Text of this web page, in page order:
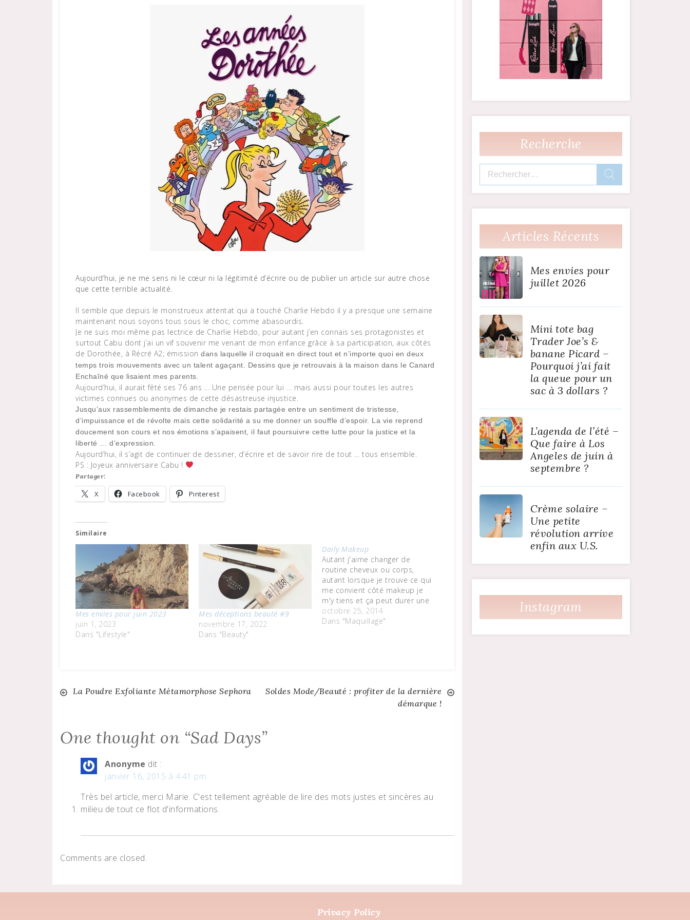
Aujourd’hui, je ne me sens ni le cœur ni la légitimité d’écrire ou de publier un article sur autre chose
que cette terrible actualité.
Il semble que depuis le monstrueux attentat qui a touché Charlie Hebdo il y a presque une semaine
maintenant nous soyons tous sous le choc, comme abasourdis.
Je ne suis moi même pas lectrice de Charlie Hebdo, pour autant j’en connais ses protagonistes et
surtout Cabu dont j’ai un vif souvenir me venant de mon enfance grâce à sa participation, aux côtés
de Dorothée, à Récré A2; émission dans laquelle il croquait en direct tout et n’importe quoi en deux
temps trois mouvements avec un talent agaçant. Dessins que je retrouvais à la maison dans le Canard
Enchaîné que lisaient mes parents.
Aujourd’hui, il aurait fêté ses 76 ans … Une pensée pour lui … mais aussi pour toutes les autres
victimes connues ou anonymes de cette désastreuse injustice.
Jusqu’aux rassemblements de dimanche je restais partagée entre un sentiment de tristesse,
d’impuissance et de révolte mais cette solidarité a su me donner un souffle d’espoir. La vie reprend
doucement son cours et nos émotions s’apaisent, il faut poursuivre cette lutte pour la justice et la
liberté … d’expression.
Aujourd’hui, il s’agit de continuer de dessiner, d’écrire et de savoir rire de tout … tous ensemble.
PS : Joyeux anniversaire Cabu !
Partager:
X Facebook Pinterest
Similaire
Mes envies pour juin 2023
juin 1, 2023
Dans "Lifestyle"
Mes déceptions beauté #9
novembre 17, 2022
Dans "Beauty"
Daily Makeup
Autant j'aime changer de
routine cheveux ou corps,
autant lorsque je trouve ce qui
me convient côté makeup je
m'y tiens et ça peut durer une
éternité avant que je ne me
lasse et passe à autre
octobre 25, 2014
Dans "Maquillage"
Navigation
l’article
La Poudre Exfoliante Métamorphose Sephora
Soldes Mode/Beauté : profiter de la dernière
démarque !
One thought on “Sad Days”
Anonyme dit :
janvier 16, 2015 à 4:41 pm
Très bel article, merci Marie. C'est tellement agréable de lire des mots justes et sincères au
milieu de tout ce flot d'informations.
Comments are closed.
Recherche
Rechercher :
Articles Récents
Mes envies pour
juillet 2026
Mini tote bag
Trader Joe’s &
banane Picard –
Pourquoi j’ai fait
la queue pour un
sac à 3 dollars ?
L’agenda de l’été –
Que faire à Los
Angeles de juin à
septembre ?
Crème solaire –
Une petite
révolution arrive
enfin aux U.S.
Instagram
Privacy Policy